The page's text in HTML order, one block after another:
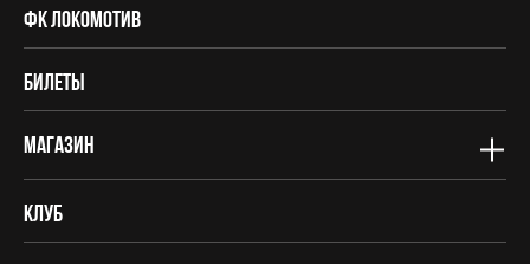
ФК Локомотив
Билеты
Магазин
Клуб